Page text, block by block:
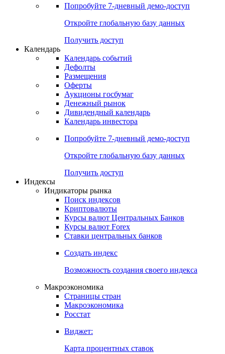
Валютные и процентные свопы
Корпоративные CDS
Попробуйте7-дневный
Откройте глобальную базу данных
Получить доступ
Календарь
Календарь событий
Дефолты
Размещения
Оферты
Денежный рынок
Календарь инвестора
Попробуйте7-дневный
Откройте глобальную базу данных
Получить доступ
Индикаторы рынка
Поиск индексов
Курсы валют Центральных Банков
Ставки центральных банков
Создать индекс
Возможность создания своего индекса
Страницы стран
Росстат